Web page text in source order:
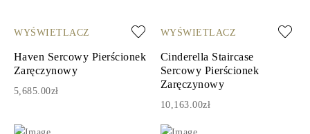
WYŚWIETLACZ
Haven Sercowy Pierścionek
Zaręczynowy
5,685.00zł
WYŚWIETLACZ
Cinderella Staircase
Sercowy Pierścionek
Zaręczynowy
10,163.00zł